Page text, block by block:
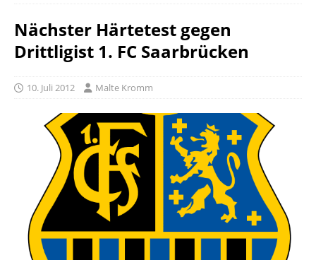
Nächster Härtetest gegen
Drittligist 1. FC Saarbrücken
10. Juli 2012 Malte Kromm